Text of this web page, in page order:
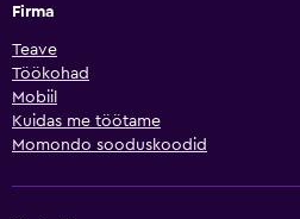
Firma
Teave
Töökohad
Mobiil
Kuidas me töötame
Momondo sooduskoodid